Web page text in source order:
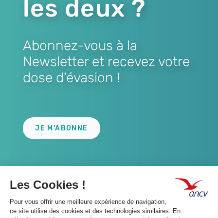
les deux ?
Abonnez-vous à la
Newsletter et recevez votre
dose d'évasion !
JE M'ABONNE